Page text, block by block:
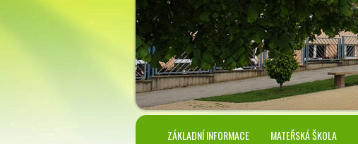
ZÁKLADNÍ INFORMACE MATEŘSKÁ ŠKOLA